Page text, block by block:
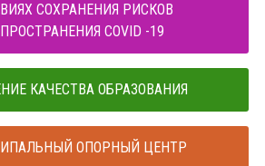
СОХРАНЕНИЯ РИСКОВ
COVID -19
КАЧЕСТВА ОБРАЗОВАНИЯ
ОПОРНЫЙ ЦЕНТР